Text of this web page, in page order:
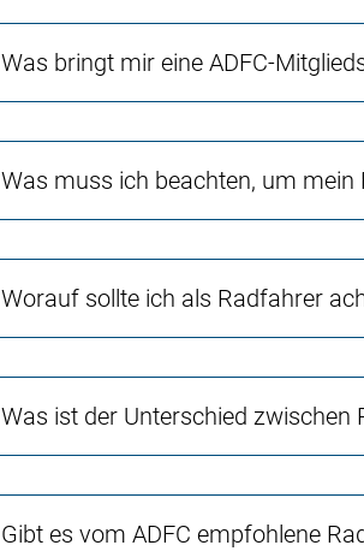
Was bringt mir eine ADFC-
Was muss ich beachten, um
Worauf sollte ich als Radfahrer
Was ist der Unterschied zwischen
Gibt es vom ADFC empfohlene